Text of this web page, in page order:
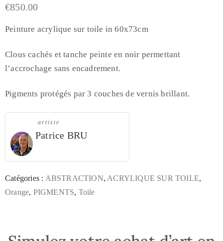
€850.00
Peinture acrylique sur toile in 60x73cm
Clous cachés et tanche peinte en noir permettant
l’accrochage sans encadrement.
Pigments protégés par 3 couches de vernis brillant.
artiste
Patrice BRU
Catégories : ABSTRACTION, ACRYLIQUE SUR TOILE,
Orange, PIGMENTS, Toile